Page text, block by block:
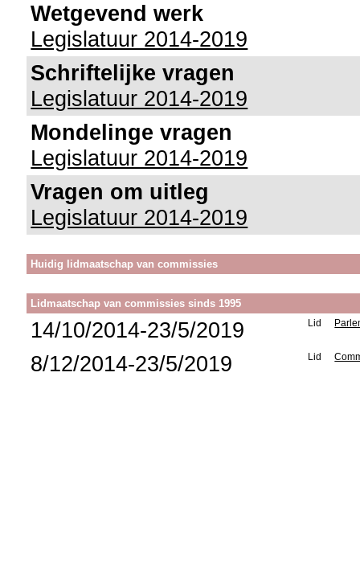
Wetgevend werk
Legislatuur 2014-2019
Schriftelijke vragen
Legislatuur 2014-2019
Mondelinge vragen
Legislatuur 2014-2019
Vragen om uitleg
Legislatuur 2014-2019
Huidig lidmaatschap van commissies
Lidmaatschap van commissies sinds 1995
14/10/2014-23/5/2019 Lid
8/12/2014-23/5/2019 Lid